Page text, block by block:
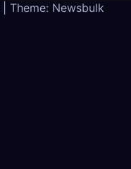
Theme: Newsbulk